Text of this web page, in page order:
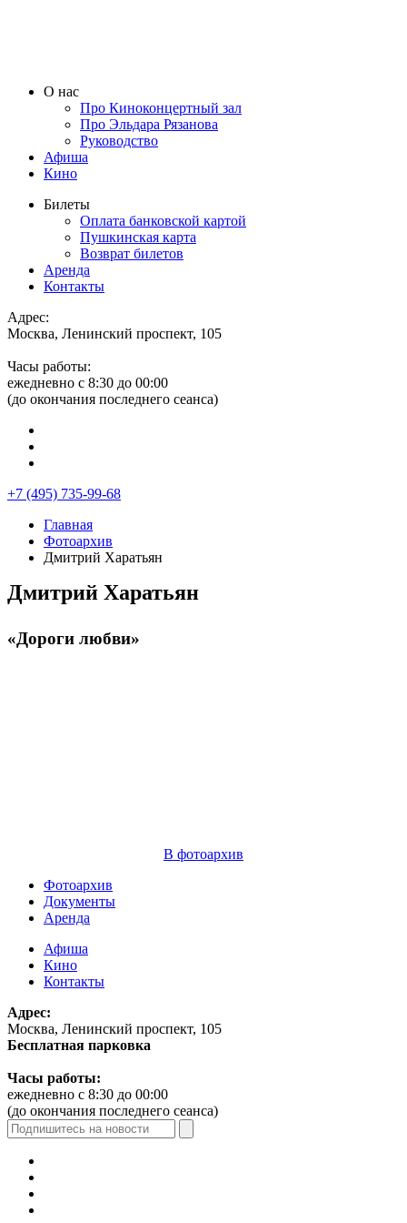
О нас
Про Киноконцертный зал
Про Эльдара Рязанова
Руководство
Афиша
Кино
Билеты
Оплата банковской картой
Пушкинская карта
Возврат билетов
Аренда
Контакты
Адрес:
Москва, Ленинский проспект, 105
Часы работы:
ежедневно с 8:30 до 00:00
(до окончания последнего сеанса)
+7 (495) 735-99-68
Главная
Фотоархив
Дмитрий Харатьян
Дмитрий Харатьян
«Дороги любви»
В фотоархив
Фотоархив
Документы
Аренда
Афиша
Кино
Контакты
Адрес:
Москва, Ленинский проспект, 105
Бесплатная парковка
Часы работы:
ежедневно с 8:30 до 00:00
(до окончания последнего сеанса)